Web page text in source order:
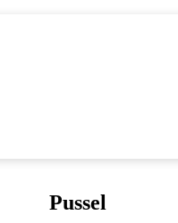
Pussel